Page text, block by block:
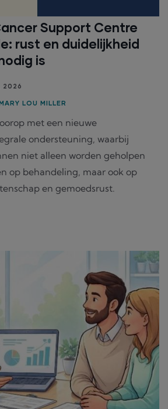
Support Centre
rust en duidelijkheid
is
2026
LOU MILLER
met een nieuwe
ondersteuning, waarbij
niet alleen worden geholpen
op behandeling, maar ook op
en gemoedsrust.